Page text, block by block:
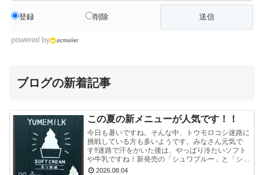
登録 削除
powered by
ブログの新着記事
この夏の新メニューが人気です！！
今日も暑いですね。そんな中、トウモロコシ迷路に
挑戦している方も多いようです。みなさん元気で
す‼迷路で汗をかいた後は、やっぱり冷たいソフト
や牛乳ですね！新発売の「シュワブルー」と「シュ
ワグリーン」が只今人気ですぐに売り切れてしまい
2026.08.04